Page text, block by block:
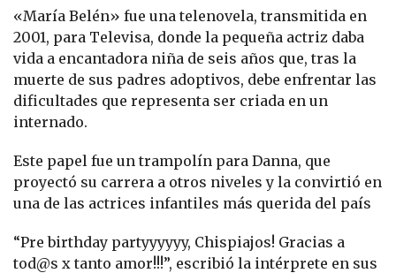
«María Belén» fue una telenovela, transmitida en
2001, para Televisa, donde la pequeña actriz daba
vida a encantadora niña de seis años que, tras la
muerte de sus padres adoptivos, debe enfrentar las
dificultades que representa ser criada en un
internado.
Este papel fue un trampolín para Danna, que
proyectó su carrera a otros niveles y la convirtió en
una de las actrices infantiles más querida del país
“Pre birthday partyyyyyy, Chispiajos! Gracias a
tod@s x tanto amor!!!”, escribió la intérprete en sus